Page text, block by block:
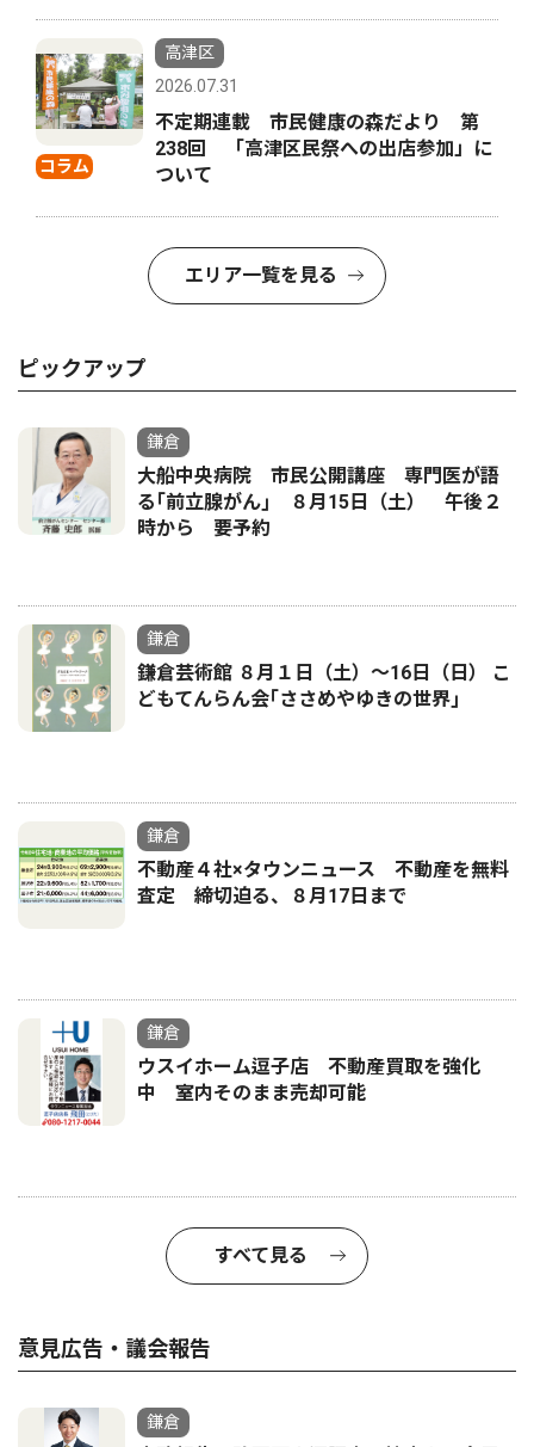
コラム
高津区
2026.07.31
不定期連載 市民健康の森だより 第
238回 「高津区民祭への出店参加」に
ついて
エリア一覧を見る
ピックアップ
鎌倉
大船中央病院 市民公開講座 専門医が語
る｢前立腺がん｣ ８月15日（土） 午後２
時から 要予約
鎌倉
鎌倉芸術館 ８月１日（土）〜16日（日） こ
どもてんらん会｢ささめやゆきの世界｣
鎌倉
不動産４社×タウンニュース 不動産を無料
査定 締切迫る、８月17日まで
鎌倉
ウスイホーム逗子店 不動産買取を強化
中 室内そのまま売却可能
すべて見る
意見広告・議会報告
鎌倉